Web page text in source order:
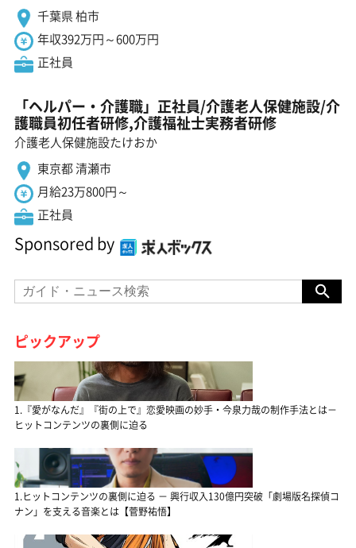
千葉県 柏市
年収392万円～600万円
正社員
「ヘルパー・介護職」正社員/介護老人保健施設/介
護職員初任者研修,介護福祉士実務者研修
介護老人保健施設たけおか
東京都 清瀬市
月給23万800円～
正社員
Sponsored by
ピックアップ
1.『愛がなんだ』『街の上で』恋愛映画の妙手・今泉力哉の制作手法とは－
ヒットコンテンツの裏側に迫る
1.ヒットコンテンツの裏側に迫る － 興行収入130億円突破「劇場版名探偵コ
ナン」を支える音楽とは【菅野祐悟】